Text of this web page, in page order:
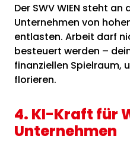
Der SWV WIEN steht
Unternehmen von
entlasten. Arbeit darf
besteuert werden –
finanziellen Spielraum,
florieren.
4. KI-Kraft für
Unternehmen